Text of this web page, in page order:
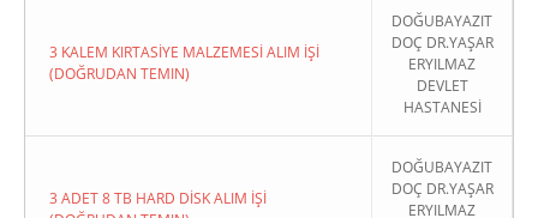
3 KALEM KIRTASİYE MALZEMESİ ALIM İŞİ
(DOĞRUDAN TEMIN)
DOĞUBAYAZIT
DOÇ DR.YAŞAR
ERYILMAZ
DEVLET
HASTANESİ
3 ADET 8 TB HARD DİSK ALIM İŞİ
DOĞUBAYAZIT
DOÇ DR.YAŞAR
ERYILMAZ